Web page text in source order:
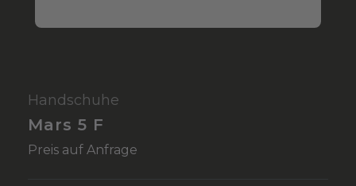
Handschuhe
Mars 5 F
Preis auf Anfrage